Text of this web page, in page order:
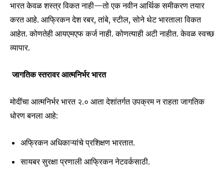
SUBSCRIBERS and be part of the
To subscribe, simply enter your email address on our website
or click the subscribe button below. Don't worry, we respect
safe with us.
भारत केवळ शस्त्र विकत नाही—तो एक नवीन आर्थिक समीकरण तयार
करत आहे. आफ्रिकन देश रबर, तांबे, स्टील, सोने थेट भारताला विकत
आहेत. कोणतेही आयएमएफ कर्ज नाही. कोणत्याही अटी नाहीत. केवळ स्वच्छ
व्यापार.
जागतिक स्तरावर आत्मनिर्भर भारत
मोदींचा आत्मनिर्भर भारत २.० आता देशांतर्गत उपक्रम न राहता जागतिक
धोरण बनला आहे:
अफ्रिकन अधिकाऱ्यांचे प्रशिक्षण भारतात.
सायबर सुरक्षा प्रणाली आफ्रिकन नेटवर्कसाठी.